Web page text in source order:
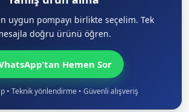
uygun pompayı birlikte seçelim. Tek
doğru ürünü öğren.
Hemen Sor
• Teknik yönlendirme • Güvenli alışveriş